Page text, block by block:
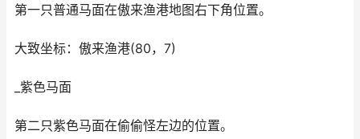
第一只普通马面在傲来渔港地图右下角位置。
大致坐标：傲来渔港(80，7)
_紫色马面
第二只紫色马面在偷偷怪左边的位置。